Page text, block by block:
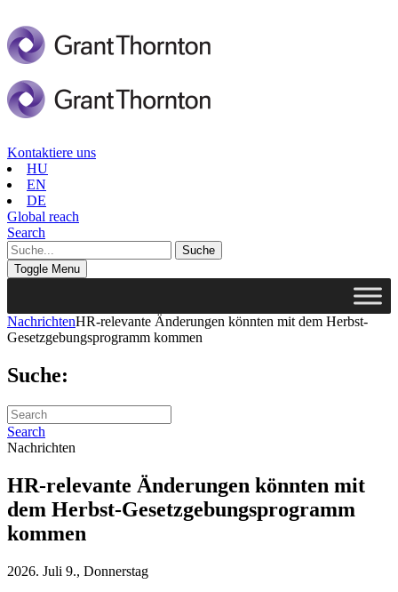
Kontaktiere uns
HU
EN
DE
Global reach
Search
Toggle Menu
NachrichtenHR-relevante Änderungen könnten mit dem Herbst-
Gesetzgebungsprogramm kommen
Suche:
Search
Nachrichten
HR-relevante Änderungen könnten mit
dem Herbst-Gesetzgebungsprogramm
kommen
2026. Juli 9., Donnerstag